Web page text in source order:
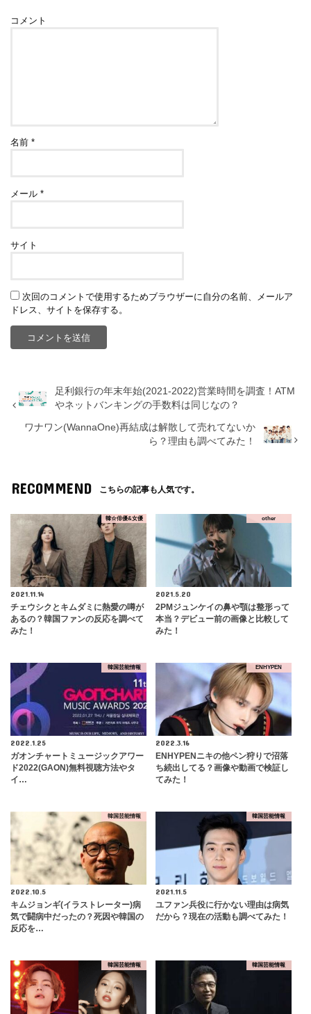
コメント
名前*
メール*
サイト
次回のコメントで使用するためブラウザーに自分の名前、メールア
ドレス、サイトを保存する。
足利銀行の年末年始(2021-2022)営業時間を調査！ATM
やネットバンキングの手数料は同じなの？
ワナワン(WannaOne)再結成は解散して売れてないか
ら？理由も調べてみた！
RECOMMEND こちらの記事も人気です。
韓☆俳優&女優
2021.11.14
チェウシクとキムダミに熱愛の噂が
あるの？韓国ファンの反応を調べて
みた！
other
2021.5.20
2PMジュンケイの鼻や顎は整形って
本当？デビュー前の画像と比較して
みた！
韓国芸能情報
2022.1.25
ガオンチャートミュージックアワー
ド2022(GAON)無料視聴方法やタ
イ…
ENHYPEN
2022.3.16
ENHYPENニキの他ペン狩りで沼落
ち続出してる？画像や動画で検証し
てみた！
韓国芸能情報
2022.10.5
キムジョンギ(イラストレーター)病
気で闘病中だったの？死因や韓国の
反応を…
韓国芸能情報
2021.11.5
ユファン兵役に行かない理由は病気
だから？現在の活動も調べてみた！
韓国芸能情報 韓国芸能情報